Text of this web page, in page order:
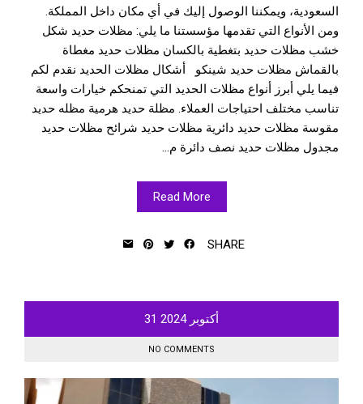
السعودية، ويمكننا الوصول إليك في أي مكان داخل المملكة.
ومن الأنواع التي تقدمها مؤسستنا ما يلي: مظلات حديد شكل
خشب مظلات حديد بتغطية بالكسان مظلات حديد مغطاة
بالقماش مظلات حديد شينكو أشكال مظلات الحديد نقدم لكم
فيما يلي أبرز أنواع مظلات الحديد التي تمنحكم خيارات واسعة
تناسب مختلف احتياجات العملاء. مظلة حديد هرمية مظله حديد
مقوسة مظلات حديد دائرية مظلات حديد شرائح مظلات حديد
مجدول مظلات حديد نصف دائرة م...
Read More
SHARE
أكتوبر 31 2024
NO COMMENTS